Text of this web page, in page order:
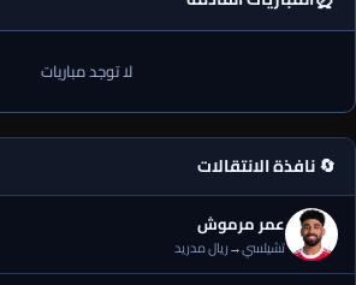
لا توجد مباريات
🔄 نافذة الانتقالات
عمر مرموش
تشيلسي→ريال مدريد